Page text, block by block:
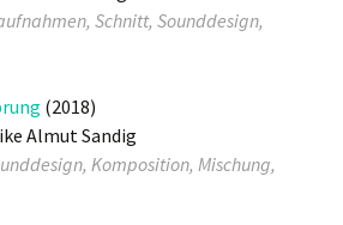
Schnitt, Sounddesign,
(2018)
Almut Sandig
Komposition, Mischung,